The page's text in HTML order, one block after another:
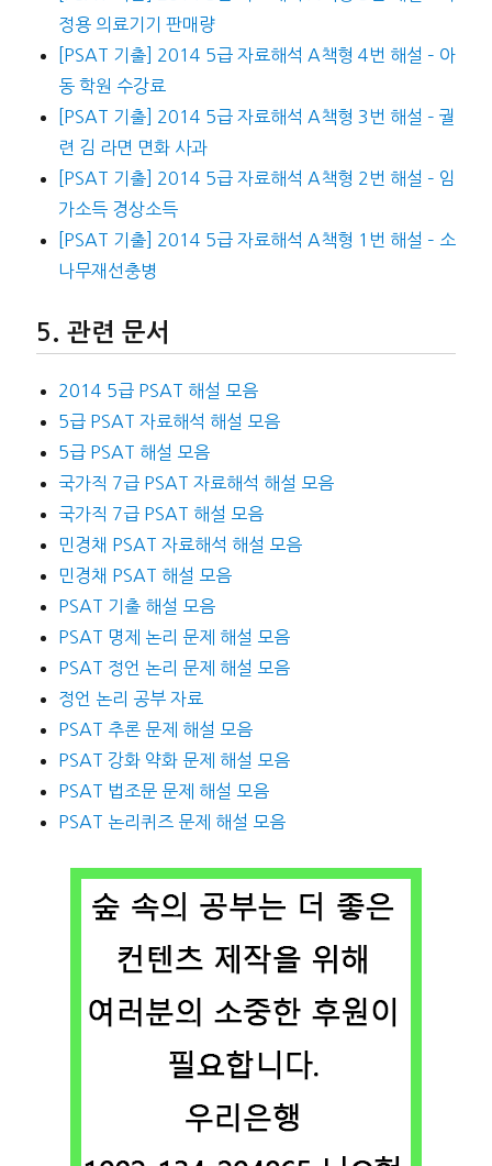
정용 의료기기 판매량
[PSAT 기출] 2014 5급 자료해석 A책형 4번 해설 – 아
동 학원 수강료
[PSAT 기출] 2014 5급 자료해석 A책형 3번 해설 – 궐
련 김 라면 면화 사과
[PSAT 기출] 2014 5급 자료해석 A책형 2번 해설 – 임
가소득 경상소득
[PSAT 기출] 2014 5급 자료해석 A책형 1번 해설 – 소
나무재선충병
관련 문서
2014 5급 PSAT 해설 모음
5급 PSAT 자료해석 해설 모음
5급 PSAT 해설 모음
국가직 7급 PSAT 자료해석 해설 모음
국가직 7급 PSAT 해설 모음
민경채 PSAT 자료해석 해설 모음
민경채 PSAT 해설 모음
PSAT 기출 해설 모음
PSAT 명제 논리 문제 해설 모음
PSAT 정언 논리 문제 해설 모음
정언 논리 공부 자료
PSAT 추론 문제 해설 모음
PSAT 강화 약화 문제 해설 모음
PSAT 법조문 문제 해설 모음
PSAT 논리퀴즈 문제 해설 모음